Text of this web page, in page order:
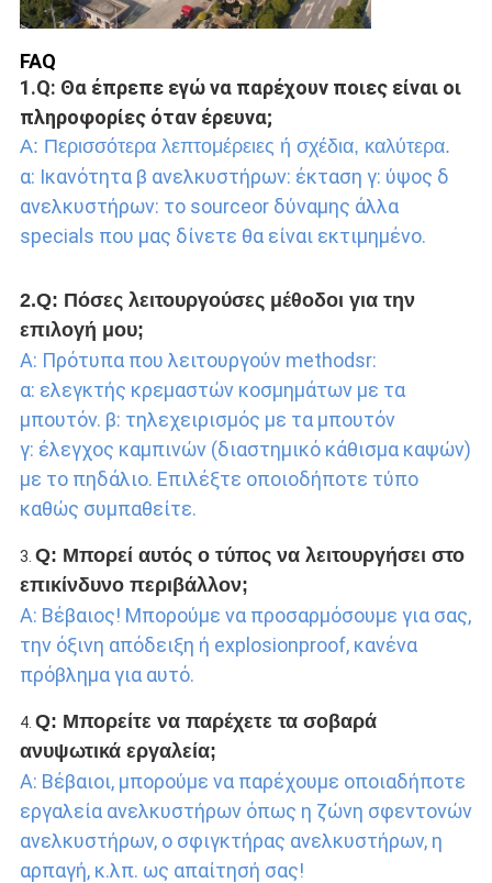
FAQ
1.Q: Θα έπρεπε εγώ να παρέχουν ποιες είναι οι
πληροφορίες όταν έρευνα;
Α: Περισσότερα λεπτομέρειες ή σχέδια, καλύτερα.
α: Ικανότητα β ανελκυστήρων: έκταση γ: ύψος δ
ανελκυστήρων: το sourceor δύναμης άλλα
specials που μας δίνετε θα είναι εκτιμημένο.
2.Q: Πόσες λειτουργούσες μέθοδοι για την
επιλογή μου;
Α: Πρότυπα που λειτουργούν methodsr:
α: ελεγκτής κρεμαστών κοσμημάτων με τα
μπουτόν. β: τηλεχειρισμός με τα μπουτόν
γ: έλεγχος καμπινών (διαστημικό κάθισμα καψών)
με το πηδάλιο. Επιλέξτε οποιοδήποτε τύπο
καθώς συμπαθείτε.
3. Q: Μπορεί αυτός ο τύπος να λειτουργήσει στο
επικίνδυνο περιβάλλον;
Α: Βέβαιος! Μπορούμε να προσαρμόσουμε για σας,
την όξινη απόδειξη ή explosionproof, κανένα
πρόβλημα για αυτό.
4. Q: Μπορείτε να παρέχετε τα σοβαρά
ανυψωτικά εργαλεία;
Α: Βέβαιοι, μπορούμε να παρέχουμε οποιαδήποτε
εργαλεία ανελκυστήρων όπως η ζώνη σφεντονών
ανελκυστήρων, ο σφιγκτήρας ανελκυστήρων, η
αρπαγή, κ.λπ. ως απαίτησή σας!